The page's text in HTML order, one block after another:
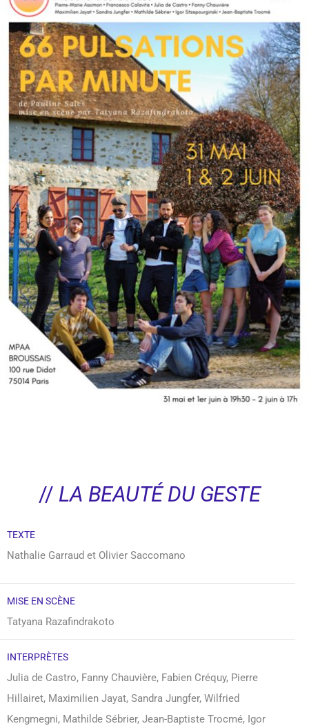
// LA BEAUTÉ DU GESTE
TEXTE
Nathalie Garraud et Olivier Saccomano
MISE EN SCÈNE
Tatyana Razafindrakoto
INTERPRÈTES
Julia de Castro, Fanny Chauvière, Fabien Créquy, Pierre
Hillairet, Maximilien Jayat, Sandra Jungfer, Wilfried
Kengmegni, Mathilde Sébrier, Jean-Baptiste Trocmé, Igor